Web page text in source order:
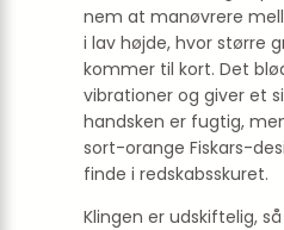
nem at manøvrere
i lav højde, hvor større
kommer til kort. Det
vibrationer og giver et
handsken er fugtig,
sort-orange Fiskars-
finde i redskabsskuret.
Klingen er udskiftelig,